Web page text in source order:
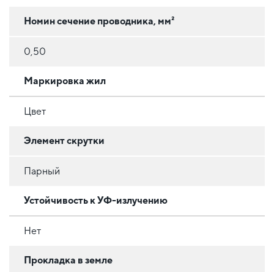
Номин сечение проводника, мм²
0,50
Маркировка жил
Цвет
Элемент скрутки
Парный
Устойчивость к УФ-излучению
Нет
Прокладка в земле